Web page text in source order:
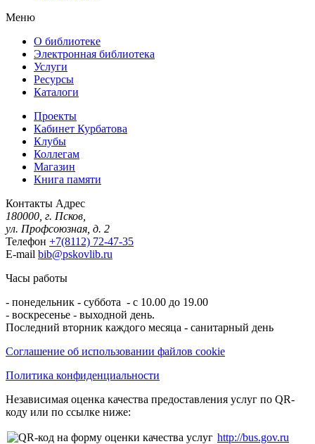
Меню
О библиотеке
Электронная библиотека
Услуги
Ресурсы
Каталоги
Проекты
Кабинет Курбатова
Клубы
Коллегам
Магазин
Книга памяти
Контакты Адрес
180000, г. Псков,
ул. Профсоюзная, д. 2
Телефон +7(8112) 72-47-35
E-mail bib@pskovlib.ru
Часы работы
- понедельник - суббота - с 10.00 до 19.00
- воскресенье - выходной день.
Последний вторник каждого месяца - санитарный день
Соглашение об использовании файлов cookie
Политика конфиденциальности
Независимая оценка качества предоставления услуг по QR-
коду или по ссылке ниже:
http://bus.gov.ru